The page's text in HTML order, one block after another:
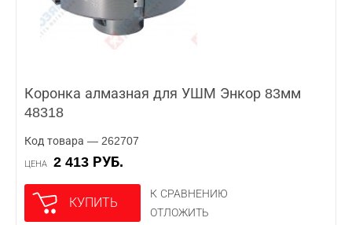
Коронка алмазная для УШМ Энкор 83мм
48318
Код товара — 262707
ЦЕНА 2 413 РУБ.
КУПИТЬ
К СРАВНЕНИЮ
ОТЛОЖИТЬ